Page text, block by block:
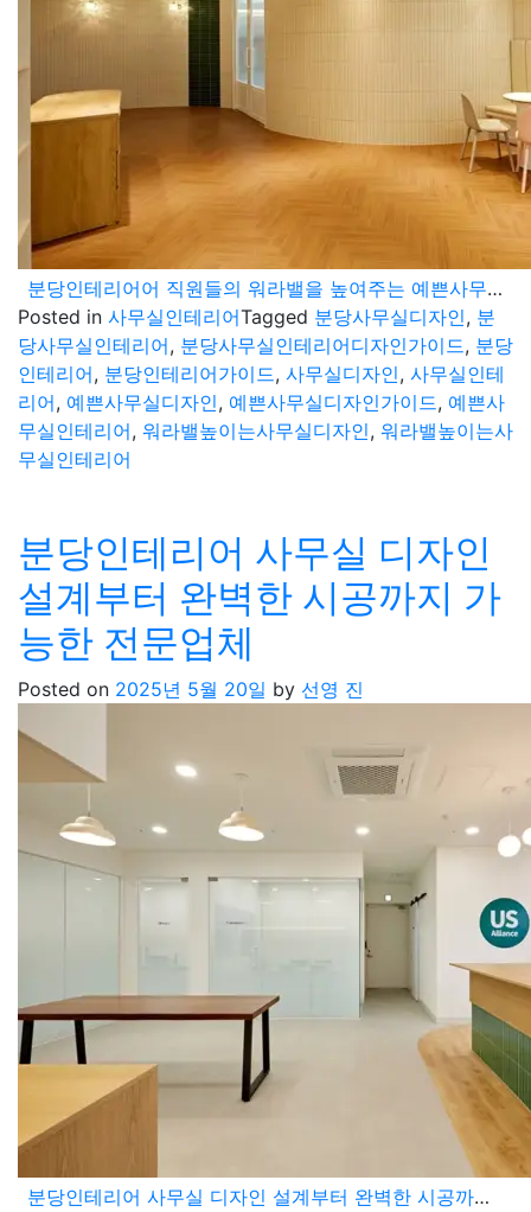
분당인테리어어 직원들의 워라밸을 높여주는 예쁜사무실 디자인 가이드
Posted in 사무실인테리어Tagged 분당사무실디자인, 분
당사무실인테리어, 분당사무실인테리어디자인가이드, 분당
인테리어, 분당인테리어가이드, 사무실디자인, 사무실인테
리어, 예쁜사무실디자인, 예쁜사무실디자인가이드, 예쁜사
무실인테리어, 워라밸높이는사무실디자인, 워라밸높이는사
무실인테리어
분당인테리어 사무실 디자인
설계부터 완벽한 시공까지 가
능한 전문업체
Posted on 2025년 5월 20일 by 선영 진
분당인테리어 사무실 디자인 설계부터 완벽한 시공까지 가능한 전문업체